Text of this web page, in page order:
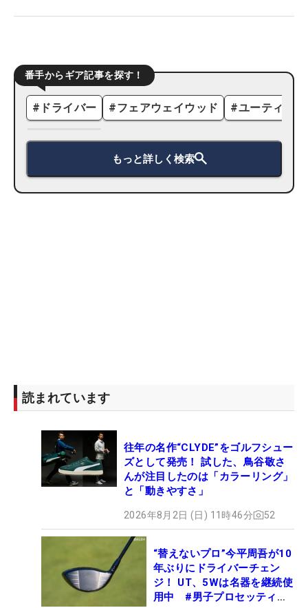
番手からギア記事を探す！
# ドライバー #フェアウェイウッド #ユーティリ
もっと詳しく検索
読まれています
往年の名作“CLYDE”をゴルフシュー
ズとして発売！ 試した、鳥谷敬さ
んが注目したのは「カラーリング」
と「動きやすさ」
2026年8月2日 (日) 11時46分 52
“替えないプロ”今平周吾が10
年ぶりにドライバーチェン
ジ！ UT、5Wは名器を継続使
用中 #男子プロセッティン